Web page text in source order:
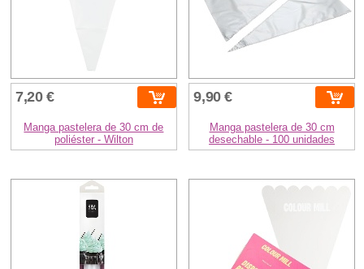
7,20 €
Manga pastelera de 30 cm de
poliéster - Wilton
9,90 €
Manga pastelera de 30 cm
desechable - 100 unidades